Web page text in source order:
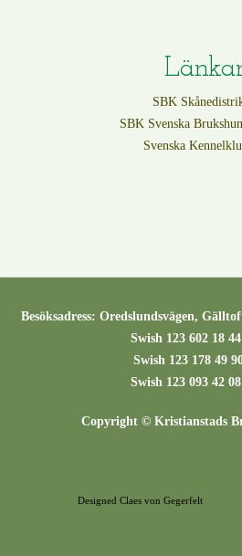
SBK
SBK Svenska
Svenska
Besöksadress: Oredslundsvägen,
Swish 123 602 18
Swish 123 178 49 90
Swish 123 093 42
Copyright © Kristianstads
Designed Claes von Gegerfelt